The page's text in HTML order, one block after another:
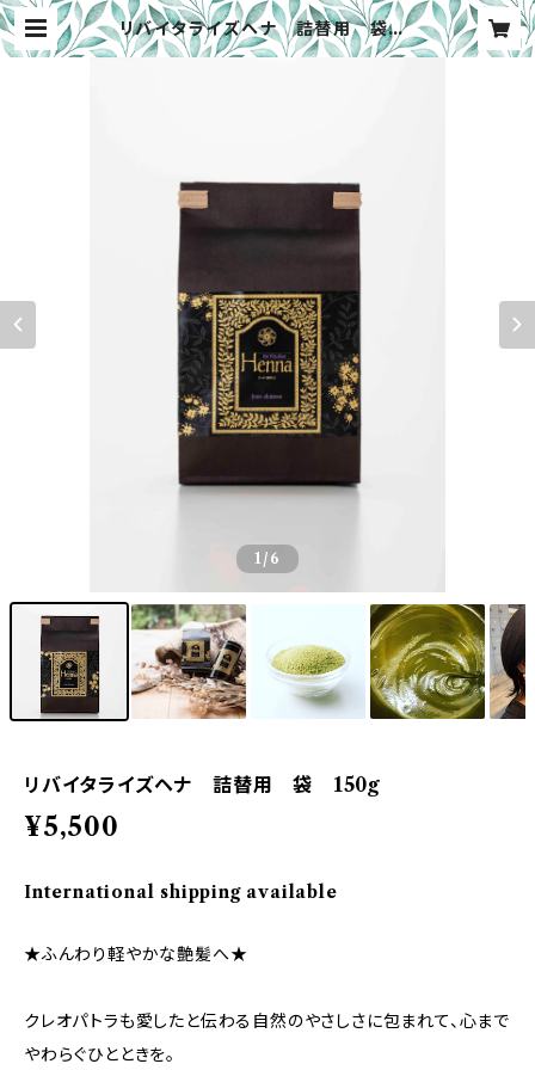
リバイタライズヘナ 詰替用 袋 1
50g | ReVitalise by circulus
1/6
リバイタライズヘナ 詰替用 袋 150g
¥5,500
International shipping available
★ふんわり軽やかな艶髪へ★
クレオパトラも愛したと伝わる自然のやさしさに包まれて、心まで
やわらぐひとときを。